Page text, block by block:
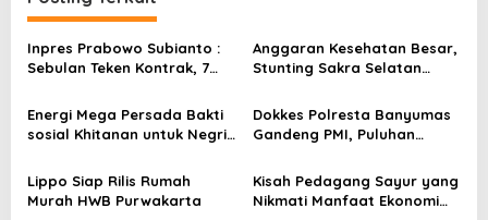
a
s
i
p
o
s
Inpres Prabowo Subianto :
Sebulan Teken Kontrak, 7
Sumut Masih Jalan di
Tempat
Anggaran Kesehatan Besar,
Stunting Sakra Selatan
Timur
Energi Mega Persada Bakti
sosial Khitanan untuk Negri
2025
Dokkes Polresta Banyumas
Gandeng PMI, Puluhan
Lippo Siap Rilis Rumah
Murah HWB Purwakarta
Kisah Pedagang Sayur yang
Nikmati Manfaat Ekonomi